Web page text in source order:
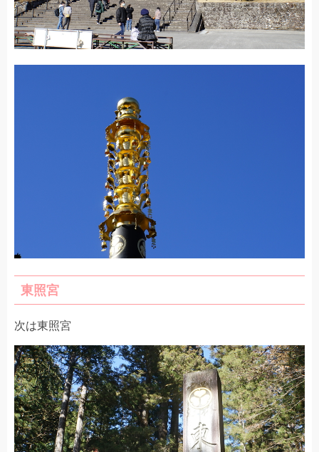
東照宮
次は東照宮